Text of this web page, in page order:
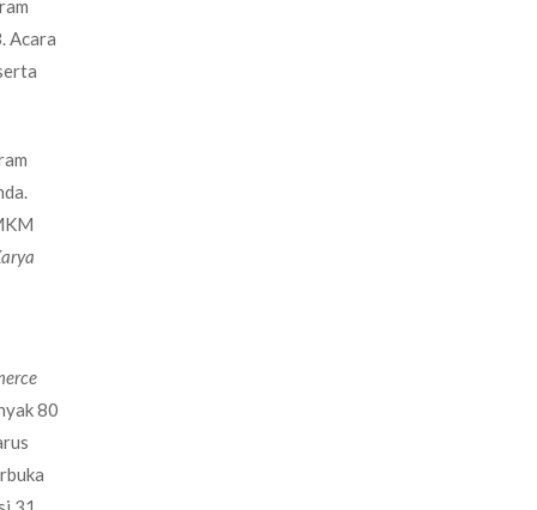
Acara
80